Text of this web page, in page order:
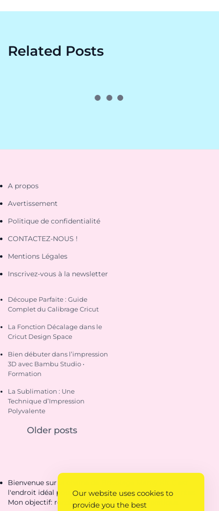
Related Posts
A propos
Avertissement
Politique de confidentialité
CONTACTEZ-NOUS !
Mentions Légales
Inscrivez-vous à la newsletter
Découpe Parfaite : Guide
Complet du Calibrage Cricut
La Fonction Décalage dans le
Cricut Design Space
Bien débuter dans l’impression
3D avec Bambu Studio •
Formation
La Sublimation : Une
Technique d’Impression
Polyvalente
Older posts
Bienvenue sur la chaîne de Bricolage Mamy Kit C'est
l'endroit idéal pour découvrir des créations étonnantes.
Mon objectif: rendre ta vie de parent plus pratique.
Our website uses cookies to
provide you the best